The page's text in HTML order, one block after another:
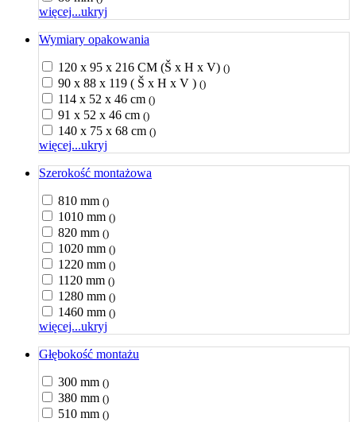
więcej...ukryj
Wymiary opakowania
120 x 95 x 216 CM (Š x H x V) ()
90 x 88 x 119 ( Š x H x V ) ()
114 x 52 x 46 cm ()
91 x 52 x 46 cm ()
140 x 75 x 68 cm ()
więcej...ukryj
Szerokość montażowa
810 mm ()
1010 mm ()
820 mm ()
1020 mm ()
1220 mm ()
1120 mm ()
1280 mm ()
1460 mm ()
więcej...ukryj
Głębokość montażu
300 mm ()
380 mm ()
510 mm ()